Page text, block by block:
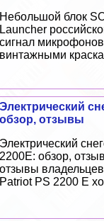
Небольшой блок
Launcher
сигнал
винтажными
Электрический
обзор, отзывы
Электрический
2200E: обзор,
отзывы
Patriot PS 2200 E